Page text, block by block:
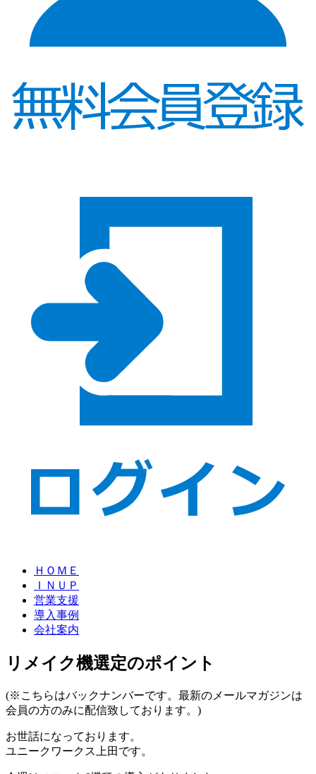
ＨＯＭＥ
ＩＮＵＰ
営業支援
導入事例
会社案内
リメイク機選定のポイント
(※こちらはバックナンバーです。最新のメールマガジンは
会員の方のみに配信致しております。)
お世話になっております。
ユニークワークス上田です。